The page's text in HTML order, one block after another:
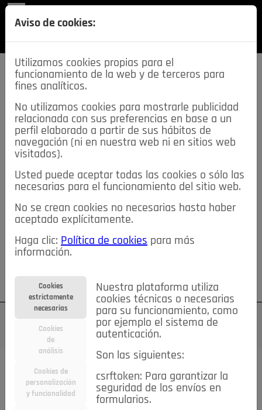
SECCIONES
descarga esta
REVISTA
≡NOTICIAS
NOTICIAS SERVICIOS DE INTERÉS
TABLÓN DE ANUNCIOS MIS ANUNCIOS CONTACTO
NOSOTROS
Su cuenta Regístrese ¿Olvidó su contraseña?
TODAS Deporte Bicicletas Deportes y Ocio
Electrodomésticos
Aviso de cookies:
Utilizamos cookies propias para el
funcionamiento de la web y de terceros para
fines analíticos.
No utilizamos cookies para mostrarle publicidad
relacionada con sus preferencias en base a un
perfil elaborado a partir de sus hábitos de
navegación (ni en nuestra web ni en sitios web
visitados).
Usted puede aceptar todas las cookies o sólo las
necesarias para el funcionamiento del sitio web.
No se crean cookies no necesarias hasta haber
aceptado explícitamente.
Haga clic: Política de cookies para más
información.
Cookies
estrictamente
necesarias
Cookies
de
análisis
Cookies de
personalización
y funcionalidad
Nuestra plataforma utiliza
cookies técnicas o necesarias
para su funcionamiento, como
por ejemplo el sistema de
autenticación.
Son las siguientes:
csrftoken: Para garantizar la
seguridad de los envíos en
formularios.